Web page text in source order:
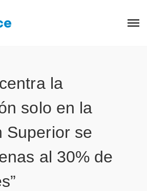
la
solo en la
Superior se
al 30% de